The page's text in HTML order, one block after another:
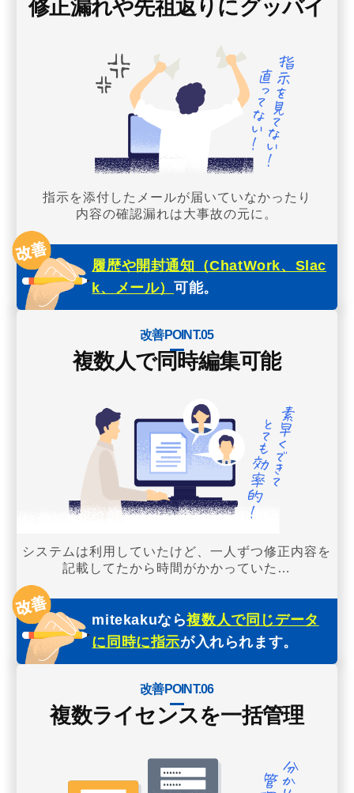
修正漏れや先祖返りにグッバイ
指示を添付したメールが届いていなかったり
内容の確認漏れは大事故の元に。
履歴や開封通知（ChatWork、Slac
k、メール）可能。
改善POINT.05
複数人で同時編集可能
システムは利用していたけど、一人ずつ修正内容を
記載してたから時間がかかっていた…
mitekakuなら複数人で同じデータ
に同時に指示が入れられます。
改善POINT.06
複数ライセンスを一括管理